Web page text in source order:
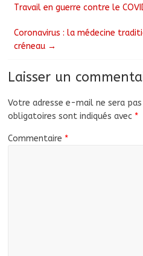
Travail en guerre contre le
Coronavirus : la médecine
créneau →
Laisser un
Votre adresse e-mail ne sera
obligatoires sont indiqués avec *
Commentaire *